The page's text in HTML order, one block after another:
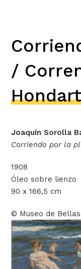
/
Joaquín Sorolla
Corriendo por la
1908
Óleo sobre lienzo
90 x 166,5 cm
© Museo de